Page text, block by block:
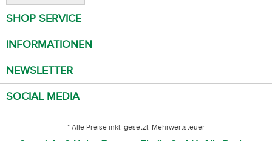
SHOP SERVICE
INFORMATIONEN
NEWSLETTER
SOCIAL MEDIA
* Alle Preise inkl. gesetzl. Mehrwertsteuer